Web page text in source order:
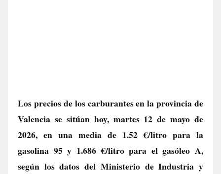
Los precios de los carburantes en la provincia de
Valencia se sitúan hoy, martes 12 de mayo de
2026, en una media de 1.52 €/litro para la
gasolina 95 y 1.686 €/litropara el gasóleo A,
según los datos del Ministerio de Industria y